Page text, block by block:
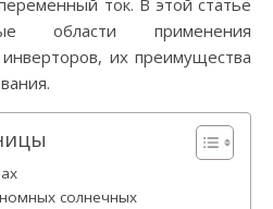
ток. В этой статье
области применения
их преимущества
солнечных